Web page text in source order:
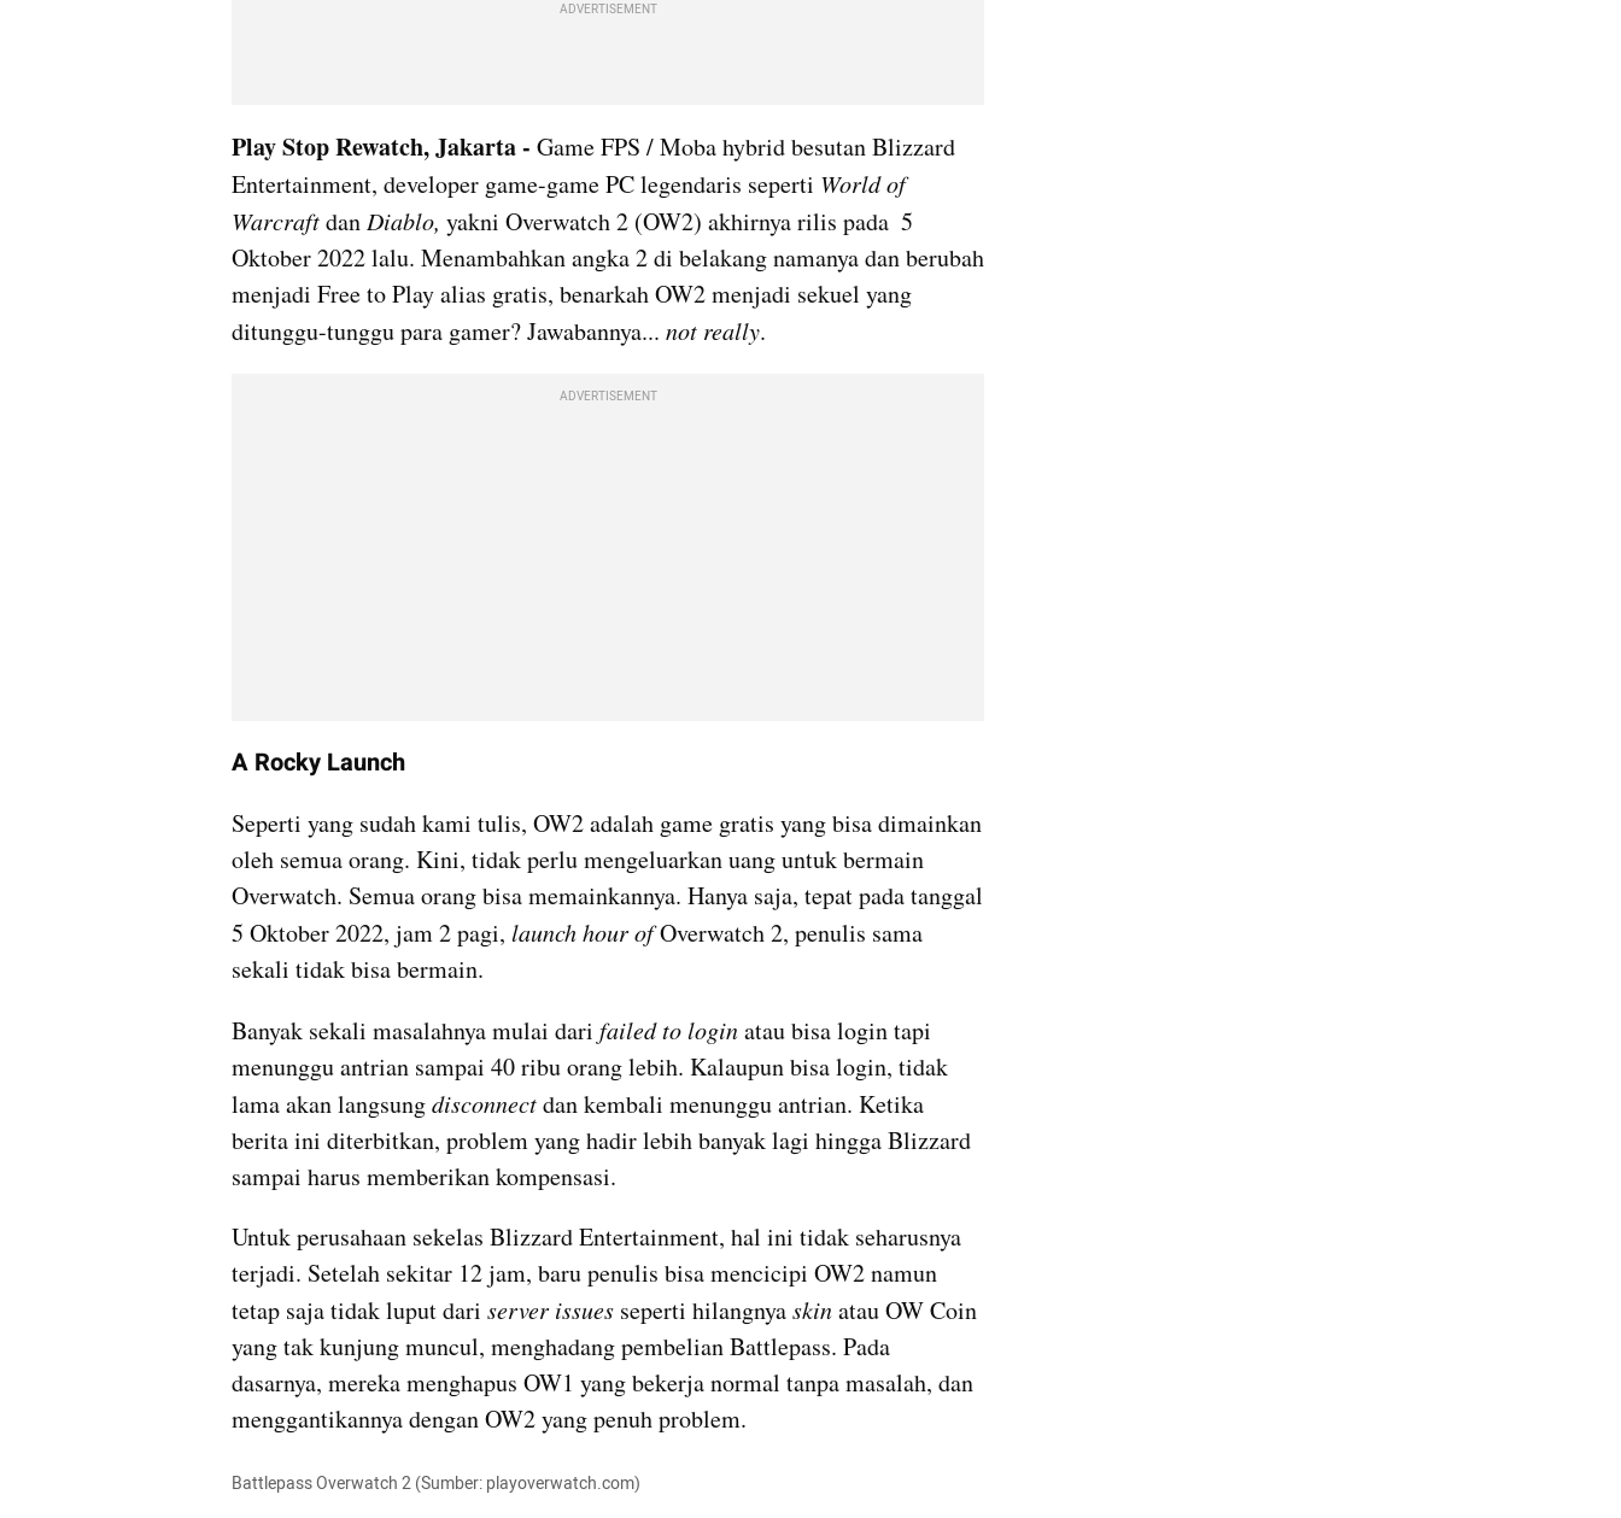
ADVERTISEMENT
Play Stop Rewatch, Jakarta - Game FPS / Moba hybrid besutan Blizzard
Entertainment, developer game-game PC legendaris seperti World of
Warcraft dan Diablo, yakni Overwatch 2 (OW2) akhirnya rilis pada  5
Oktober 2022 lalu. Menambahkan angka 2 di belakang namanya dan berubah
menjadi Free to Play alias gratis, benarkah OW2 menjadi sekuel yang
ditunggu-tunggu para gamer? Jawabannya... not really.
ADVERTISEMENT
A Rocky Launch
Seperti yang sudah kami tulis, OW2 adalah game gratis yang bisa dimainkan
oleh semua orang. Kini, tidak perlu mengeluarkan uang untuk bermain
Overwatch. Semua orang bisa memainkannya. Hanya saja, tepat pada tanggal
5 Oktober 2022, jam 2 pagi, launch hour of Overwatch 2, penulis sama
sekali tidak bisa bermain.
Banyak sekali masalahnya mulai dari failed to login atau bisa login tapi
menunggu antrian sampai 40 ribu orang lebih. Kalaupun bisa login, tidak
lama akan langsung disconnect dan kembali menunggu antrian. Ketika
berita ini diterbitkan, problem yang hadir lebih banyak lagi hingga Blizzard
sampai harus memberikan kompensasi.
Untuk perusahaan sekelas Blizzard Entertainment, hal ini tidak seharusnya
terjadi. Setelah sekitar 12 jam, baru penulis bisa mencicipi OW2 namun
tetap saja tidak luput dari server issues seperti hilangnya skin atau OW Coin
yang tak kunjung muncul, menghadang pembelian Battlepass. Pada
dasarnya, mereka menghapus OW1 yang bekerja normal tanpa masalah, dan
menggantikannya dengan OW2 yang penuh problem.
Battlepass Overwatch 2 (Sumber: playoverwatch.com)